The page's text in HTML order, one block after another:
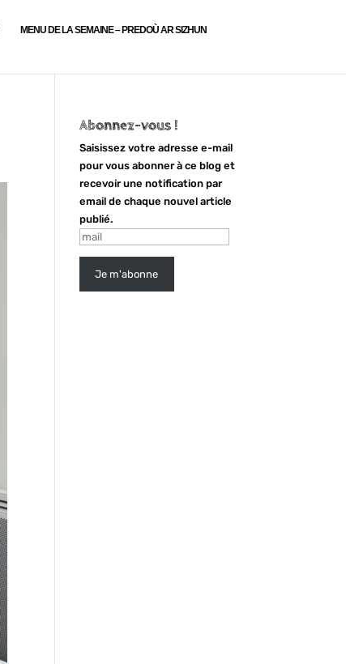
MENU DE LA SEMAINE – PREDOÙ AR SIZHUN
Abonnez-vous !
Saisissez votre adresse e-mail
pour vous abonner à ce blog et
recevoir une notification par
email de chaque nouvel article
publié.
mail
Je m'abonne